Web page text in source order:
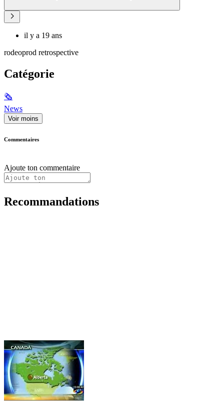
il y a 19 ans
rodeoprod retrospective
Catégorie
🗞
News
Voir moins
Commentaires
Ajoute ton commentaire
Recommandations